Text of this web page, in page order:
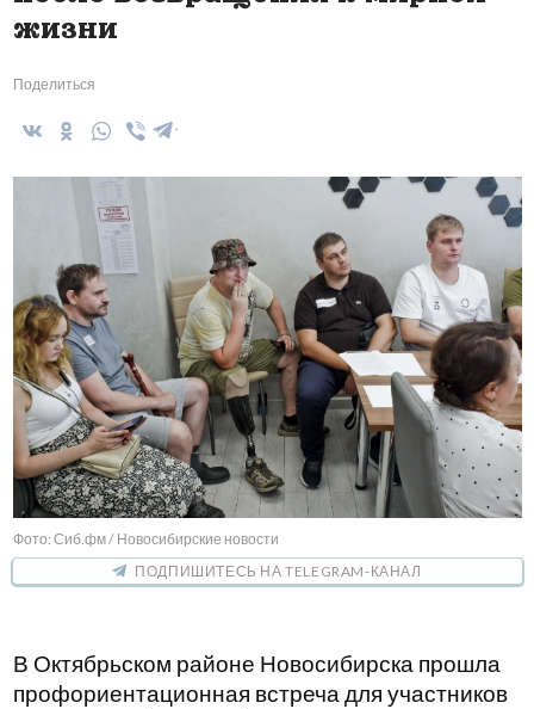
жизни
Поделиться
Фото: Сиб.фм / Новосибирские новости
ПОДПИШИТЕСЬ НА TELEGRAM-КАНАЛ
В Октябрьском районе Новосибирска прошла
профориентационная встреча для участников